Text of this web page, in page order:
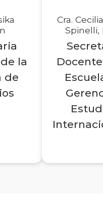
la
de
Cra.
Spinelli,